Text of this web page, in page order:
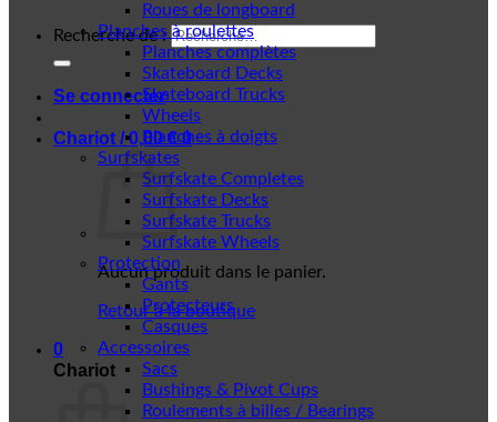
Recherche de :
Se connecter
Chariot /0,00€ 0
Aucun produit dans le panier.
Retour à la boutique
0
Chariot
Roues de longboard
Planches à roulettes
Planches complètes
Skateboard Decks
Skateboard Trucks
Wheels
Planches à doigts
Surfskates
Surfskate Completes
Surfskate Decks
Surfskate Trucks
Surfskate Wheels
Protection
Gants
Protecteurs
Casques
Accessoires
Sacs
Bushings & Pivot Cups
Roulements à billes / Bearings